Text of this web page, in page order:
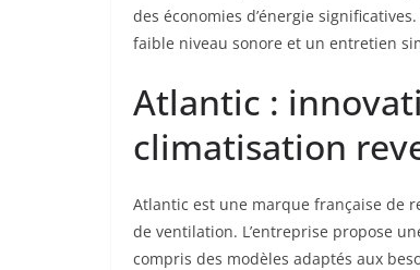
des économies d’énergie
faible niveau sonore et un entretien
Atlantic :
climatisation
Atlantic est une marque française de
de ventilation. L’entreprise propose
compris des modèles adaptés aux